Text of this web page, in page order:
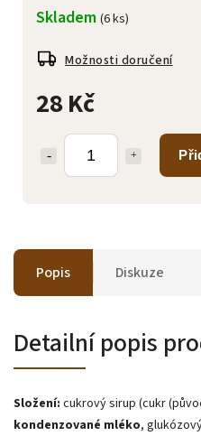
28 Kč
Skladem (6 ks)
Možnosti doručení
Popis Diskuze
Detailní popis
Složení: cukrový sirup (cukr
kondenzované mléko,